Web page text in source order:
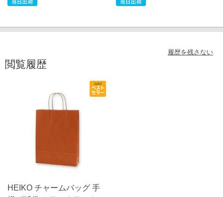
履歴を残さない
閲覧履歴
HEIKO チャームバッグ 手